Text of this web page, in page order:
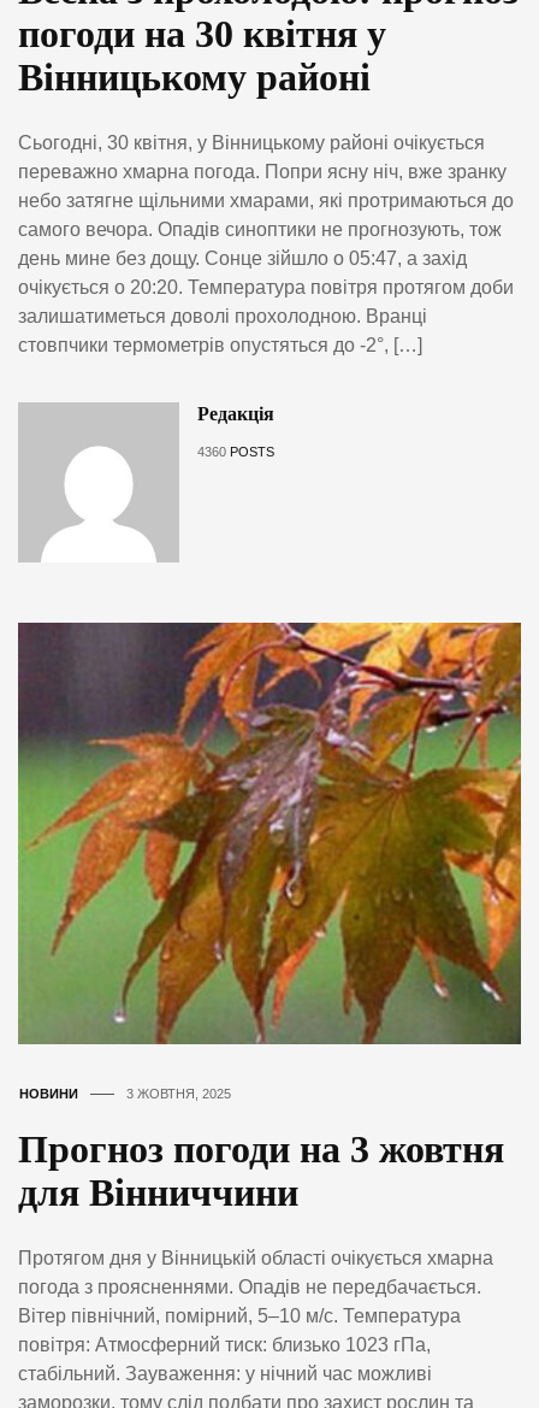
погоди на 30 квітня у
Вінницькому районі
Сьогодні, 30 квітня, у Вінницькому районі очікується
переважно хмарна погода. Попри ясну ніч, вже зранку
небо затягне щільними хмарами, які протримаються до
самого вечора. Опадів синоптики не прогнозують, тож
день мине без дощу. Сонце зійшло о 05:47, а захід
очікується о 20:20. Температура повітря протягом доби
залишатиметься доволі прохолодною. Вранці
стовпчики термометрів опустяться до -2°, […]
Редакція
4360 POSTS
НОВИНИ 3 ЖОВТНЯ, 2025
Прогноз погоди на 3 жовтня
для Вінниччини
Протягом дня у Вінницькій області очікується хмарна
погода з проясненнями. Опадів не передбачається.
Вітер північний, помірний, 5–10 м/с. Температура
повітря: Атмосферний тиск: близько 1023 гПа,
стабільний. Зауваження: у нічний час можливі
заморозки, тому слід подбати про захист рослин та